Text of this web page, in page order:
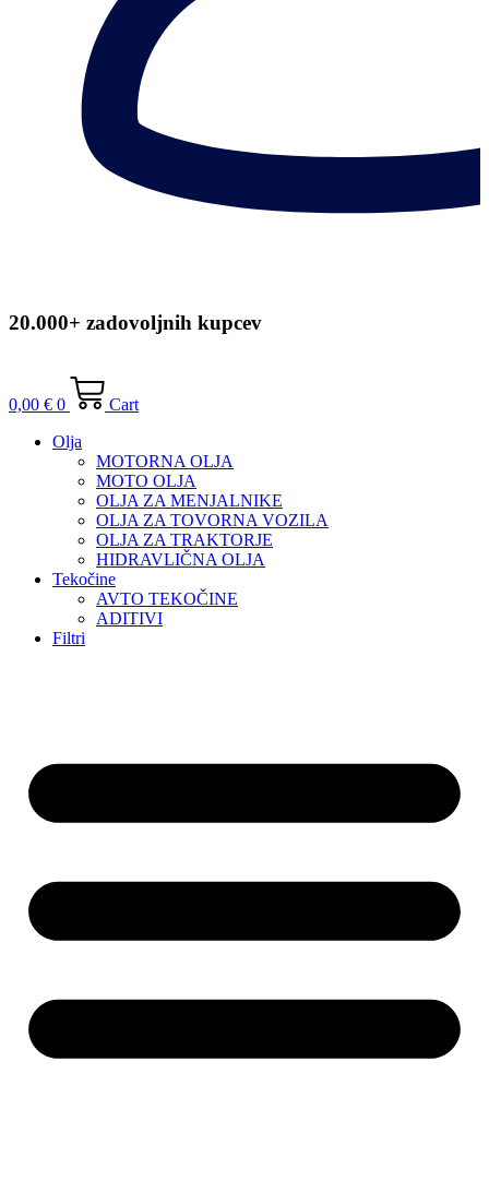
20.000+ zadovoljnih kupcev
0,00 € 0
Cart
Olja
MOTORNA OLJA
MOTO OLJA
OLJA ZA MENJALNIKE
OLJA ZA TOVORNA VOZILA
OLJA ZA TRAKTORJE
HIDRAVLIČNA OLJA
Tekočine
AVTO TEKOČINE
ADITIVI
Filtri